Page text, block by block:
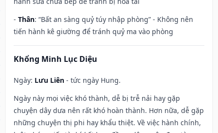
- Thân: “Bất an sàng quỷ túy nhập phòng” - Không nên
tiến hành kê giường để tránh quỷ ma vào phòng
Khổng Minh Lục Diệu
Ngày: Lưu Liên - tức ngày Hung.
Ngày này mọi việc khó thành, dễ bị trễ nải hay gặp
chuyện dây dưa nên rất khó hoàn thành. Hơn nữa, dễ gặp
những chuyện thị phi hay khẩu thiệt. Về việc hành chính,